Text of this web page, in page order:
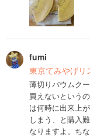
fumi
東京てみやげリ
薄切りバウムク
買えないという
は何時に出来上
しまう、と購入
なりますよ。ち